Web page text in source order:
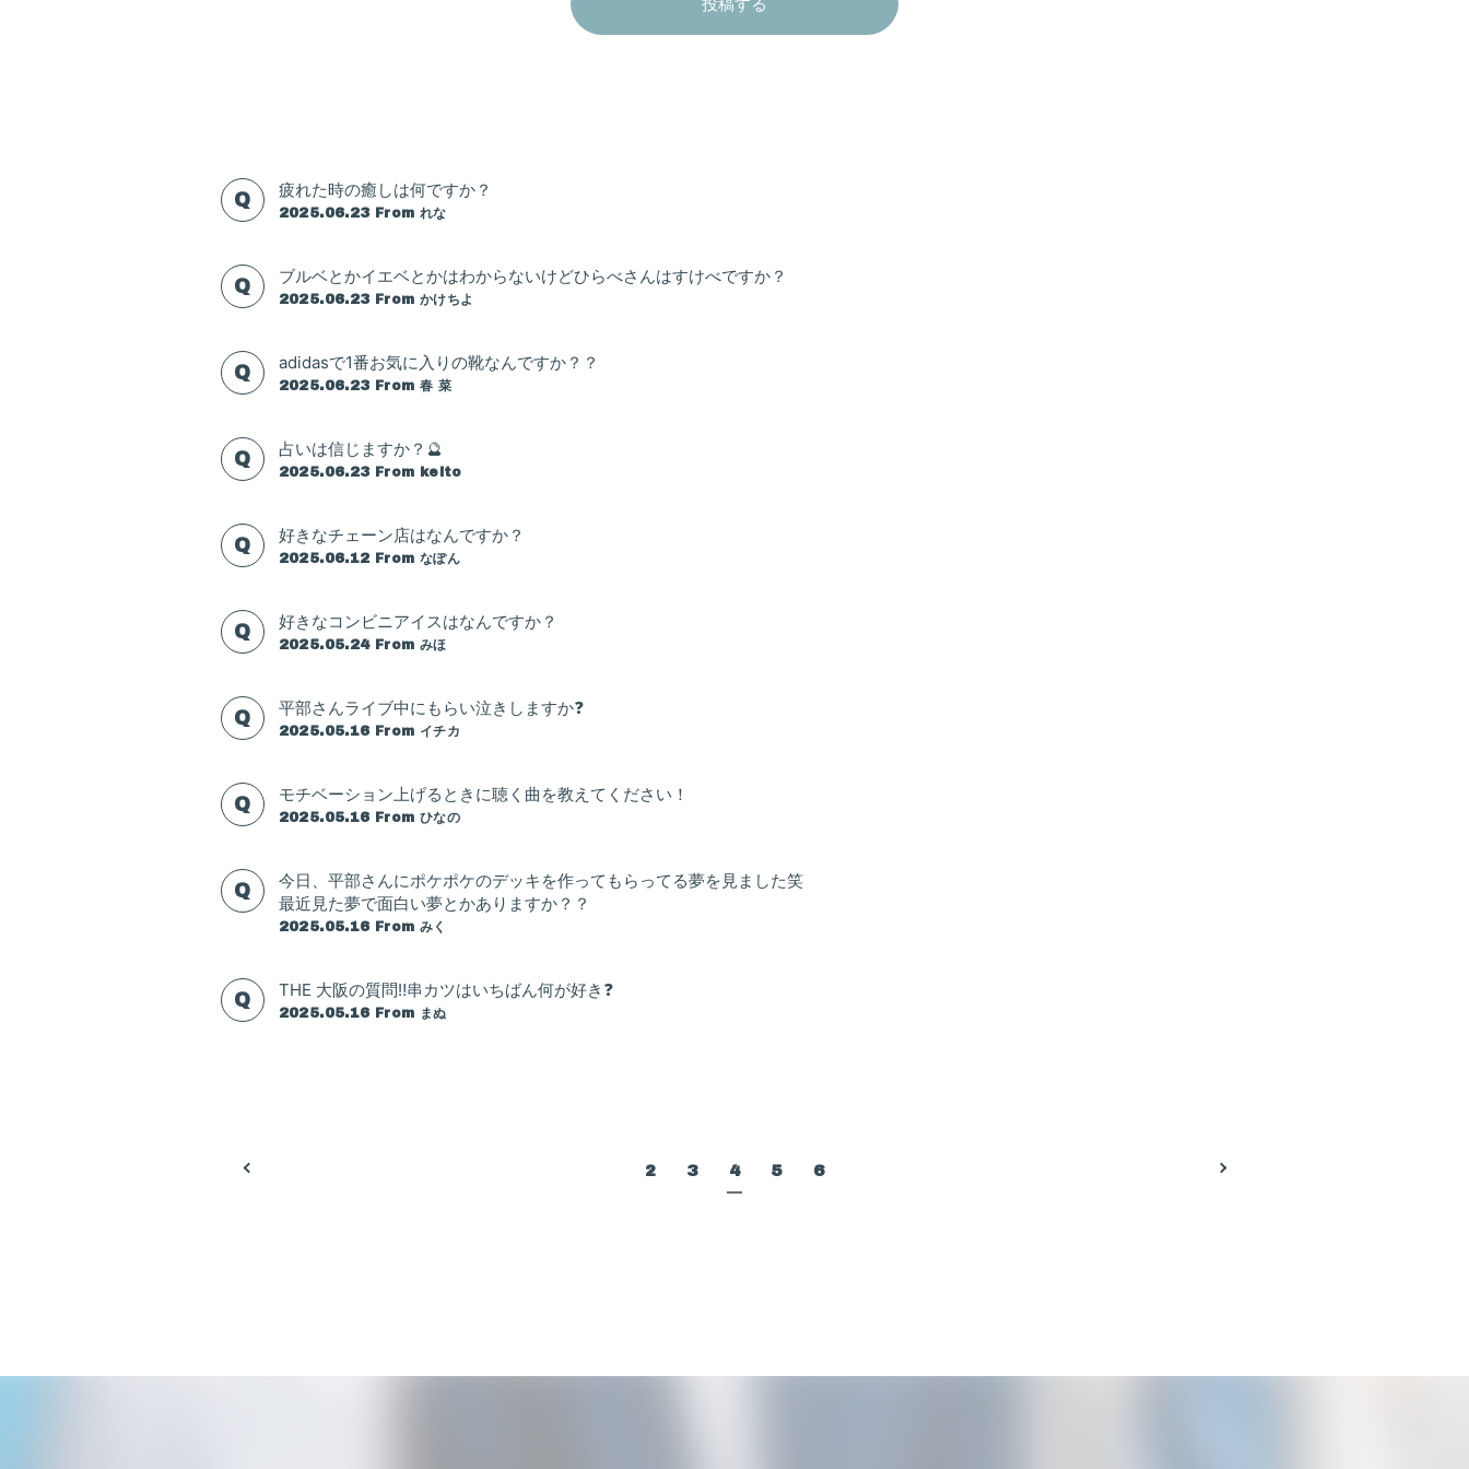
Home
News
Live / Schedule
Disc
Goods
Contact
疲れた時の癒しは何ですか？
2025.06.23 From れな
ブルベとかイエベとかはわからないけどひらべさんはすけべですか？
2025.06.23 From かけちよ
adidasで1番お気に入りの靴なんですか？？
2025.06.23 From 春 菜
占いは信じますか？🔮
2025.06.23 From keito
好きなチェーン店はなんですか？
2025.06.12 From なぽん
好きなコンビニアイスはなんですか？
2025.05.24 From みほ
平部さんライブ中にもらい泣きしますか❓
2025.05.16 From イチカ
モチベーション上げるときに聴く曲を教えてください！
2025.05.16 From ひなの
今日、平部さんにポケポケのデッキを作ってもらってる夢を見ました笑
最近見た夢で面白い夢とかありますか？？
2025.05.16 From みく
THE 大阪の質問‼️串カツはいちばん何が好き❓
2025.05.16 From まぬ
2 3 4 5 6